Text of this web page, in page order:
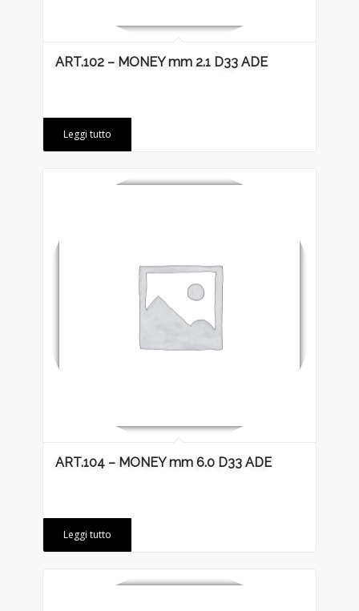
ART.102 – MONEY mm 2.1 D33 ADE
Leggi tutto
ART.104 – MONEY mm 6.0 D33 ADE
Leggi tutto